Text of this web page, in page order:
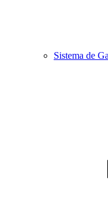
Sistema de